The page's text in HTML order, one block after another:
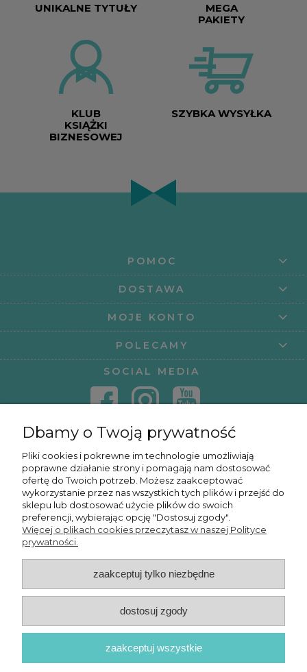
UNIKALNE TYTUŁY
MEGA
PAKIETY
KLUB
KSIĄŻKI
BIZNESOWEJ
SZYBKA WYSYŁKA
POMOC
DOSTAWA
MOJE KONTO
POLECAMY
SOCIAL MEDIA
KURSY ONLINE
OSMPOWER SP. Z O.O.
POKAŻ PEŁNĄ WERSJĘ STRONY
© 2026 OSMPower - Wszelkie prawa zastrzeżone
Dbamy o Twoją prywatność
Pliki cookies i pokrewne im technologie umożliwiają
poprawne działanie strony i pomagają nam dostosować
ofertę do Twoich potrzeb. Możesz zaakceptować
wykorzystanie przez nas wszystkich tych plików i przejść do
sklepu lub dostosować użycie plików do swoich
preferencji, wybierając opcję "Dostosuj zgody".
Więcej o plikach cookies przeczytasz w naszej Polityce
prywatności.
zaakceptuj tylko niezbędne
dostosuj zgody
zaakceptuj wszystkie